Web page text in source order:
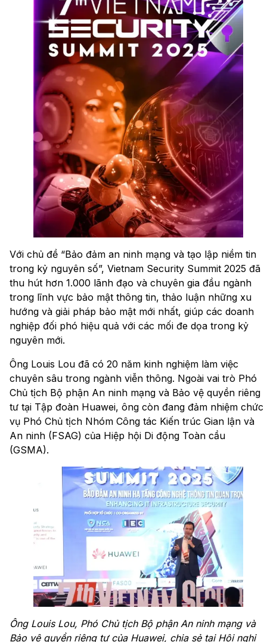
Với chủ đề “Bảo đảm an ninh mạng và tạo lập niềm tin
trong kỷ nguyên số”, Vietnam Security Summit 2025 đã
thu hút hơn 1.000 lãnh đạo và chuyên gia đầu ngành
trong lĩnh vực bảo mật thông tin, thảo luận những xu
hướng và giải pháp bảo mật mới nhất, giúp các doanh
nghiệp đối phó hiệu quả với các mối đe dọa trong kỷ
nguyên mới.
Ông Louis Lou đã có 20 năm kinh nghiệm làm việc
chuyên sâu trong ngành viễn thông. Ngoài vai trò Phó
Chủ tịch Bộ phận An ninh mạng và Bảo vệ quyền riêng
tư tại Tập đoàn Huawei, ông còn đang đảm nhiệm chức
vụ Phó Chủ tịch Nhóm Công tác Kiến trúc Gian lận và
An ninh (FSAG) của Hiệp hội Di động Toàn cầu
(GSMA).
Ông Louis Lou, Phó Chủ tịch Bộ phận An ninh mạng và
Bảo vệ quyền riêng tư của Huawei, chia sẻ tại Hội nghị